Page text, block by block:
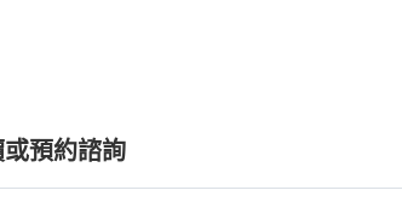
預約諮詢